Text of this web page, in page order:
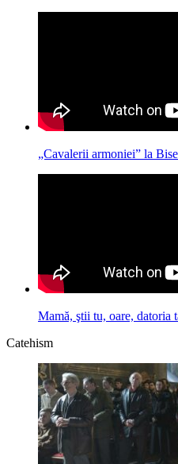
„Cavalerii armoniei” la
Mamă, ştii tu, oare, datoria
Catehism